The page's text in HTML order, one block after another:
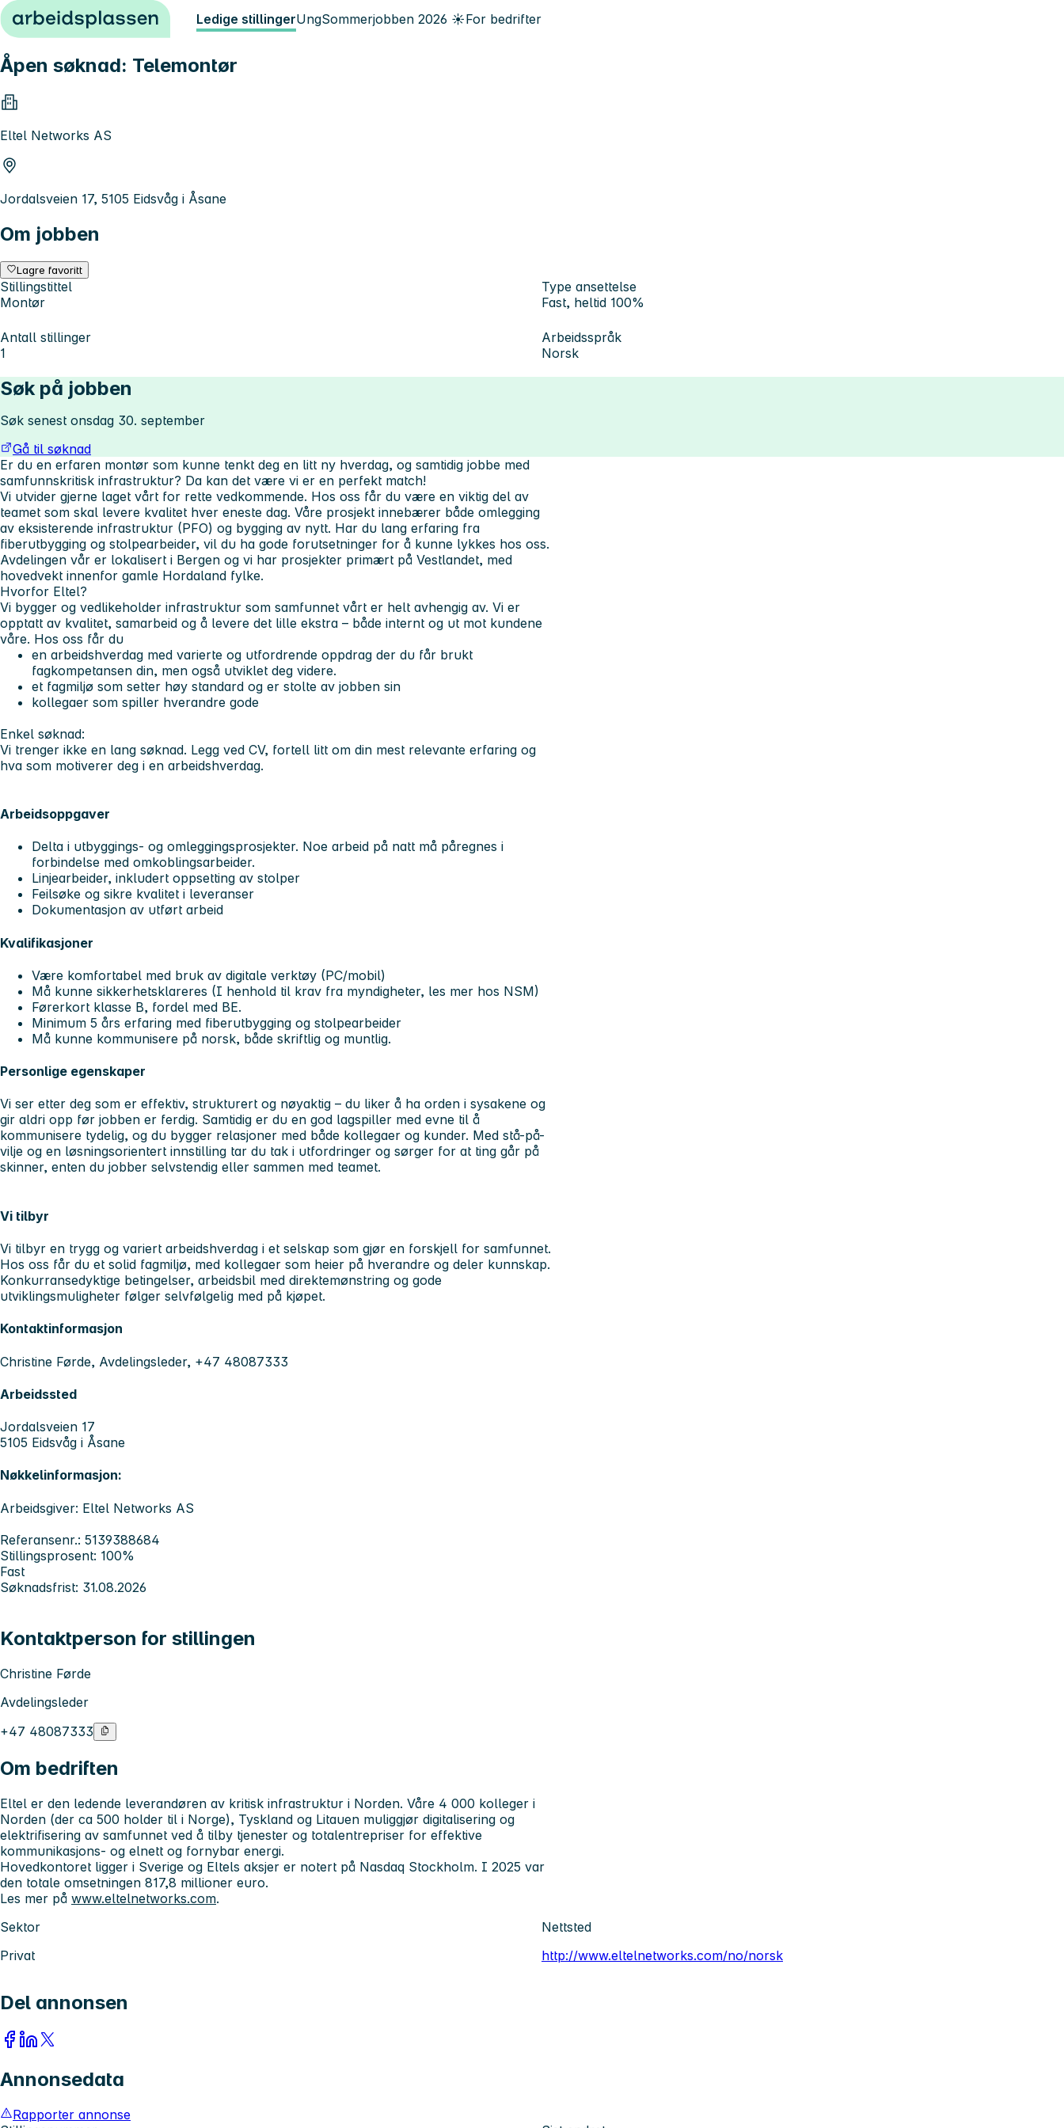
Hopp til innhold Ledige stillingerUngSommerjobben 2026 ☀️For bedrifter
Åpen søknad: Telemontør
Eltel Networks AS
Jordalsveien 17, 5105 Eidsvåg i Åsane
Om jobben
Lagre favoritt
Stillingstittel
Montør
Type ansettelse
Fast, heltid 100%
Antall stillinger
1
Arbeidsspråk
Norsk
Søk på jobben
Søk senest onsdag 30. september
Gå til søknad
Er du en erfaren montør som kunne tenkt deg en litt ny hverdag, og samtidig jobbe med
samfunnskritisk infrastruktur? Da kan det være vi er en perfekt match!
Vi utvider gjerne laget vårt for rette vedkommende. Hos oss får du være en viktig del av
teamet som skal levere kvalitet hver eneste dag. Våre prosjekt innebærer både omlegging
av eksisterende infrastruktur (PFO) og bygging av nytt. Har du lang erfaring fra
fiberutbygging og stolpearbeider, vil du ha gode forutsetninger for å kunne lykkes hos oss.
Avdelingen vår er lokalisert i Bergen og vi har prosjekter primært på Vestlandet, med
hovedvekt innenfor gamle Hordaland fylke.
Hvorfor Eltel?
Vi bygger og vedlikeholder infrastruktur som samfunnet vårt er helt avhengig av. Vi er
opptatt av kvalitet, samarbeid og å levere det lille ekstra – både internt og ut mot kundene
våre. Hos oss får du
en arbeidshverdag med varierte og utfordrende oppdrag der du får brukt
fagkompetansen din, men også utviklet deg videre.
et fagmiljø som setter høy standard og er stolte av jobben sin
kollegaer som spiller hverandre gode
Enkel søknad:
Vi trenger ikke en lang søknad. Legg ved CV, fortell litt om din mest relevante erfaring og
hva som motiverer deg i en arbeidshverdag.
Arbeidsoppgaver
Delta i utbyggings- og omleggingsprosjekter. Noe arbeid på natt må påregnes i
forbindelse med omkoblingsarbeider.
Linjearbeider, inkludert oppsetting av stolper
Feilsøke og sikre kvalitet i leveranser
Dokumentasjon av utført arbeid
Kvalifikasjoner
Være komfortabel med bruk av digitale verktøy (PC/mobil)
Må kunne sikkerhetsklareres (I henhold til krav fra myndigheter, les mer hos NSM)
Førerkort klasse B, fordel med BE.
Minimum 5 års erfaring med fiberutbygging og stolpearbeider
Må kunne kommunisere på norsk, både skriftlig og muntlig.
Personlige egenskaper
Vi ser etter deg som er effektiv, strukturert og nøyaktig – du liker å ha orden i sysakene og
gir aldri opp før jobben er ferdig. Samtidig er du en god lagspiller med evne til å
kommunisere tydelig, og du bygger relasjoner med både kollegaer og kunder. Med stå-på-
vilje og en løsningsorientert innstilling tar du tak i utfordringer og sørger for at ting går på
skinner, enten du jobber selvstendig eller sammen med teamet.
Vi tilbyr
Vi tilbyr en trygg og variert arbeidshverdag i et selskap som gjør en forskjell for samfunnet.
Hos oss får du et solid fagmiljø, med kollegaer som heier på hverandre og deler kunnskap.
Konkurransedyktige betingelser, arbeidsbil med direktemønstring og gode
utviklingsmuligheter følger selvfølgelig med på kjøpet.
Kontaktinformasjon
Christine Førde, Avdelingsleder, +47 48087333
Arbeidssted
Jordalsveien 17
5105 Eidsvåg i Åsane
Nøkkelinformasjon:
Arbeidsgiver: Eltel Networks AS
Referansenr.: 5139388684
Stillingsprosent: 100%
Fast
Søknadsfrist: 31.08.2026
Kontaktperson for stillingen
Christine Førde
Avdelingsleder
+47 48087333
Om bedriften
Eltel er den ledende leverandøren av kritisk infrastruktur i Norden. Våre 4 000 kolleger i
Norden (der ca 500 holder til i Norge), Tyskland og Litauen muliggjør digitalisering og
elektrifisering av samfunnet ved å tilby tjenester og totalentrepriser for effektive
kommunikasjons- og elnett og fornybar energi.
Hovedkontoret ligger i Sverige og Eltels aksjer er notert på Nasdaq Stockholm. I 2025 var
den totale omsetningen 817,8 millioner euro.
Les mer på www.eltelnetworks.com.
Sektor
Privat
Nettsted
http://www.eltelnetworks.com/no/norsk
Del annonsen
Annonsedata
Rapporter annonse